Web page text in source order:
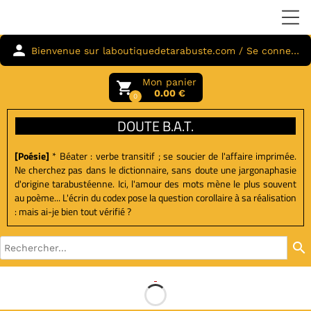
person Bienvenue sur laboutiquedetarabuste.com / Se connecter
local_grocery_store0
Mon panier
0.00 €
DOUTE B.A.T.
[Poésie] * Béater : verbe transitif ; se soucier de l'affaire imprimée.
Ne cherchez pas dans le dictionnaire, sans doute une jargonaphasie
d'origine tarabustéenne. Ici, l'amour des mots mène le plus souvent
au poème... L'écrin du codex pose la question corollaire à sa réalisation
: mais ai-je bien tout vérifié ?
search